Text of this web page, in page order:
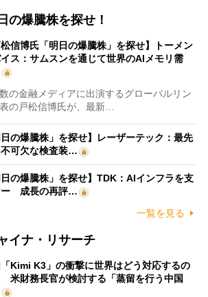
の爆騰株を探せ！
松信博氏「明日の爆騰株」を探せ】トーメン
ス：サムスンを通じて世界のAIメモリ需
の金融メディアに出演するグローバルリン
の戸松信博氏が、最新…
日の爆騰株」を探せ】レーザーテック：最先
可欠な検査装…
日の爆騰株」を探せ】TDK：AIインフラを支
ー 成長の再評…
一覧を見る
イナ・リサーチ
Kimi K3」の衝撃に世界はどう対応するの
米財務長官が検討する「蒸留を行う中国